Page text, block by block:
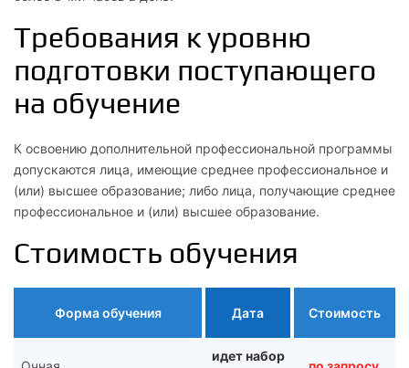
Требования к уровню
подготовки поступающего
на обучение
К освоению дополнительной профессиональной программы
допускаются лица, имеющие среднее профессиональное и
(или) высшее образование; либо лица, получающие среднее
профессиональное и (или) высшее образование.
Стоимость обучения
Форма обучения Дата Стоимость
идет набор